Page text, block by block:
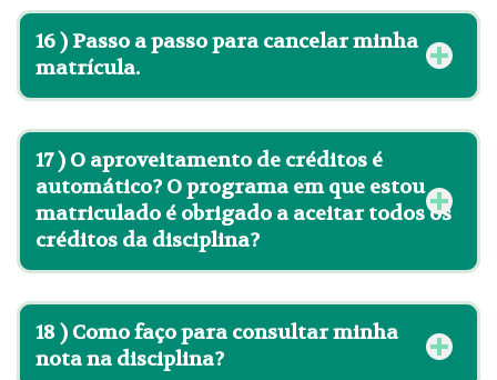
16 ) Passo a passo para cancelar minha
matrícula.
17 ) O aproveitamento de créditos é
automático? O programa em que estou
matriculado é obrigado a aceitar todos os
créditos da disciplina?
18 ) Como faço para consultar minha
nota na disciplina?